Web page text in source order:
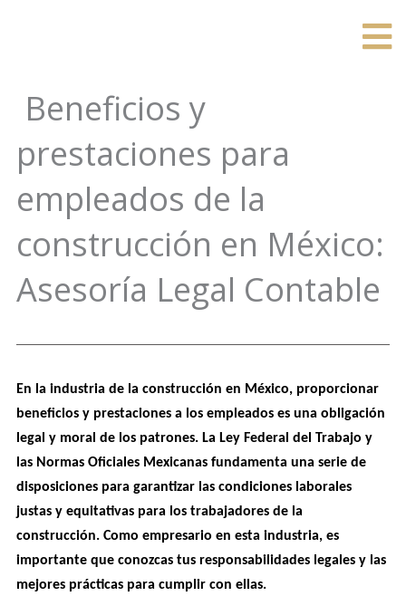
Beneficios y
prestaciones para
empleados de la
construcción en México:
Asesoría Legal Contable
En la industria de la construcción en México, proporcionar
beneficios y prestaciones a los empleados es una obligación
legal y moral de los patrones. La Ley Federal del Trabajo y
las Normas Oficiales Mexicanas fundamenta una serie de
disposiciones para garantizar las condiciones laborales
justas y equitativas para los trabajadores de la
construcción. Como empresario en esta industria, es
importante que conozcas tus responsabilidades legales y las
mejores prácticas para cumplir con ellas.